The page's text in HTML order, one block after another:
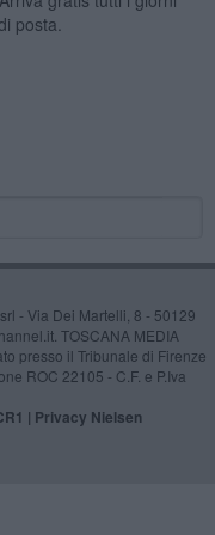
posta.
- Via Dei Martelli, 8 - 50129
TOSCANA MEDIA
presso il Tribunale di Firenze
ROC 22105 - C.F. e P.Iva
| Privacy Nielsen